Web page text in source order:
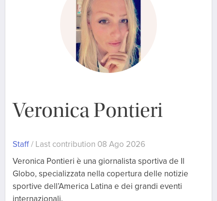
Veronica Pontieri
Staff/ Last contribution 08 Ago 2026
Veronica Pontieri è una giornalista sportiva de Il
Globo, specializzata nella copertura delle notizie
sportive dell’America Latina e dei grandi eventi
internazionali.